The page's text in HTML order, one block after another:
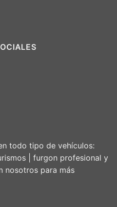
todo tipo de vehículos:
| furgon profesional y
nosotros para más